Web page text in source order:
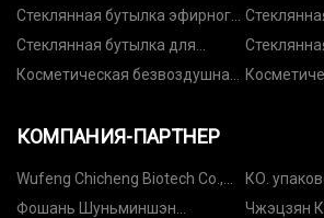
бутылка
Стеклянная бутылка эфирного
масла
лосьона
Стеклянная бутылка для
фундамента
Косметическая безвоздушная
КОМПАНИЯ-ПАРТНЕР
Wufeng Chicheng Biotech Co.,
Ltd
КО.
Фошань Шуньминшэн
Чжэцзян Кайхао Пластик